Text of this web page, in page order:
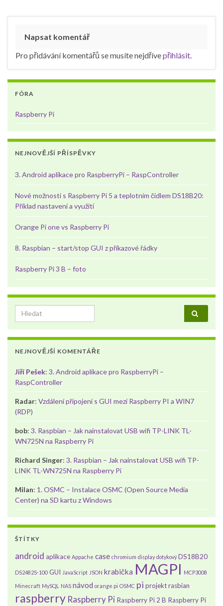
Napsat komentář
Pro přidávání komentářů se musíte nejdřívepřihlásit.
FÓRA
Raspberry Pi
NEJNOVĚJŠÍ PŘÍSPĚVKY
3. Android aplikace pro RaspberryPi – RaspController
Nové možnosti s Raspberry Pi 5 a teplotním čidlem DS18B20:
Příklad nastavení a využití
Orange Pi one vs Raspberry Pi
8. Raspbian – start/stop GUI z příkazové řádky
Raspberry Pi 3 B – foto
Search for:
NEJNOVĚJŠÍ KOMENTÁŘE
Jiří Pešek: 3. Android aplikace pro RaspberryPi –
RaspController
Radar: Vzdálení připojení s GUI mezi Raspberry PI a WIN7
(RDP)
bob: 3. Raspbian – Jak nainstalovat USB wifi TP-LINK TL-
WN725N na Raspberry Pi
Richard Singer: 3. Raspbian – Jak nainstalovat USB wifi TP-
LINK TL-WN725N na Raspberry Pi
Milan: 1. OSMC – Instalace OSMC (Open Source Media
Center) na SD kartu z Windows
ŠTÍTKY
android aplikace Appache case chromium display dotykový DS18B20
DS2482S-100 GUI JavaScript JSON krabička MAGPI MCP3008
Minecraft MySQL NAS návod orange pi OSMC pi projektrasbian
raspberry Raspberry Pi Raspberry Pi 2 B Raspberry Pi